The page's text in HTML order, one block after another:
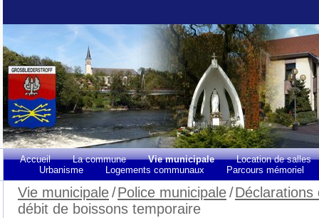
Accueil La commune Vie municipale
Location de salles
Urbanisme
Logements communaux Parcours mémoriel
Vie municipale/Police municipale/Déclarations
débit de boissons temporaire